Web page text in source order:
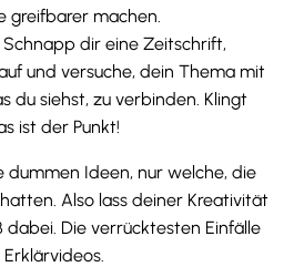
greifbarer machen.
Schnapp dir eine Zeitschrift,
und versuche, dein Thema mit
du siehst, zu verbinden. Klingt
ist der Punkt!
dummen Ideen, nur welche, die
Also lass deiner Kreativität
dabei. Die verrücktesten Einfälle